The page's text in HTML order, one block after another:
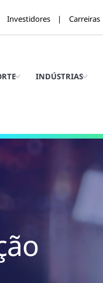
Investidores Carreiras
INDÚSTRIAS